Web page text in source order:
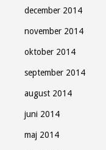
december 2014
november 2014
oktober 2014
september 2014
august 2014
juni 2014
maj 2014